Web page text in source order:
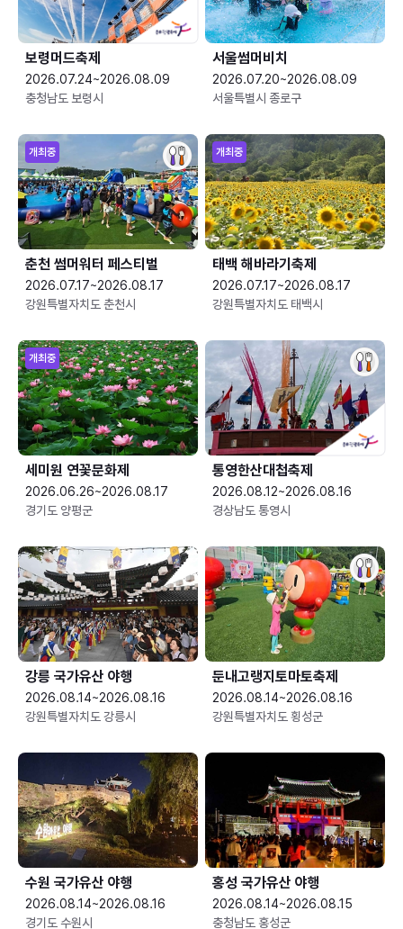
보령머드축제
2026.07.24~2026.08.09
충청남도 보령시
서울썸머비치
2026.07.20~2026.08.09
서울특별시 종로구
개최중
춘천 썸머워터 페스티벌
2026.07.17~2026.08.17
강원특별자치도 춘천시
개최중
태백 해바라기축제
2026.07.17~2026.08.17
강원특별자치도 태백시
개최중
세미원 연꽃문화제
2026.06.26~2026.08.17
경기도 양평군
통영한산대첩축제
2026.08.12~2026.08.16
경상남도 통영시
강릉 국가유산 야행
2026.08.14~2026.08.16
강원특별자치도 강릉시
둔내고랭지토마토축제
2026.08.14~2026.08.16
강원특별자치도 횡성군
수원 국가유산 야행
2026.08.14~2026.08.16
경기도 수원시
홍성 국가유산 야행
2026.08.14~2026.08.15
충청남도 홍성군